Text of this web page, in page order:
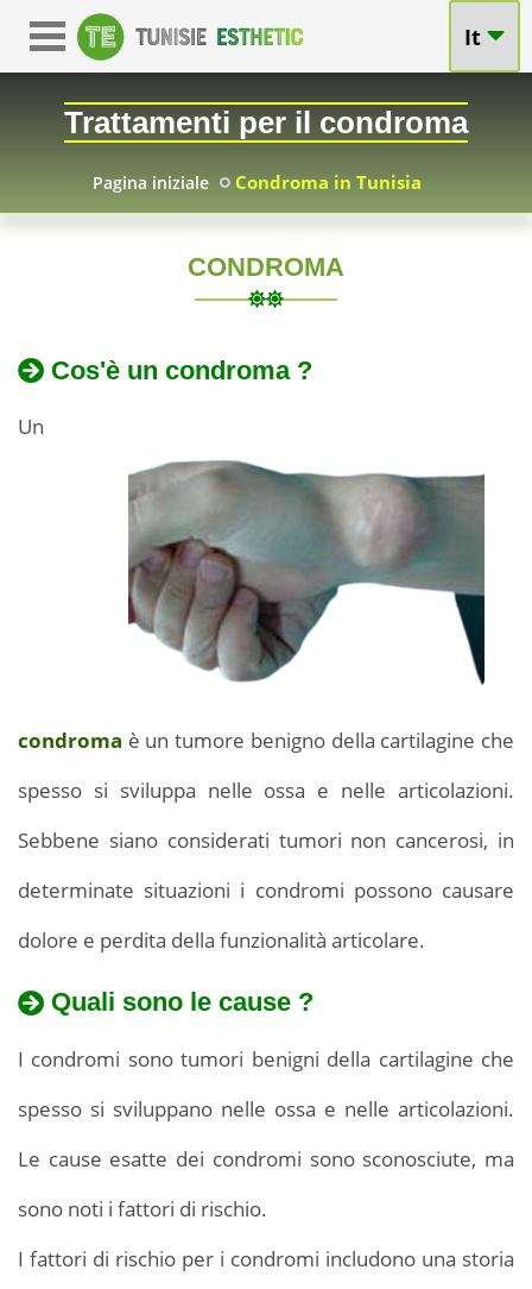
It
Trattamenti per il condroma
Pagina iniziale Condroma in Tunisia
Trattamento
del
condroma
Tunisia:
prezzi
accessibili
CONDROMA
05-
per
condroma
di
Cos'è un condroma ?
Un
condroma è un tumore benigno della cartilagine che
spesso si sviluppa nelle ossa e nelle articolazioni.
Sebbene siano considerati tumori non cancerosi, in
determinate situazioni i condromi possono causare
dolore e perdita della funzionalità articolare.
Quali sono le cause ?
I condromi sono tumori benigni della cartilagine che
spesso si sviluppano nelle ossa e nelle articolazioni.
Le cause esatte dei condromi sono sconosciute, ma
sono noti i fattori di rischio.
I fattori di rischio per i condromi includono una storia